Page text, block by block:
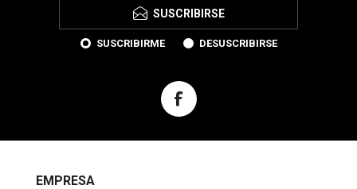
SUSCRIBIRSE
SUSCRIBIRME DESUSCRIBIRSE
EMPRESA